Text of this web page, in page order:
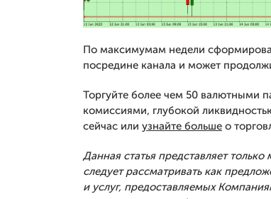
По максимумам недели
посредине канала и может
Торгуйте более чем 50 валютными
комиссиями, глубокой
сейчас или узнайте больше о
Данная статья представляет
следует рассматривать как
и услуг, предоставляемых